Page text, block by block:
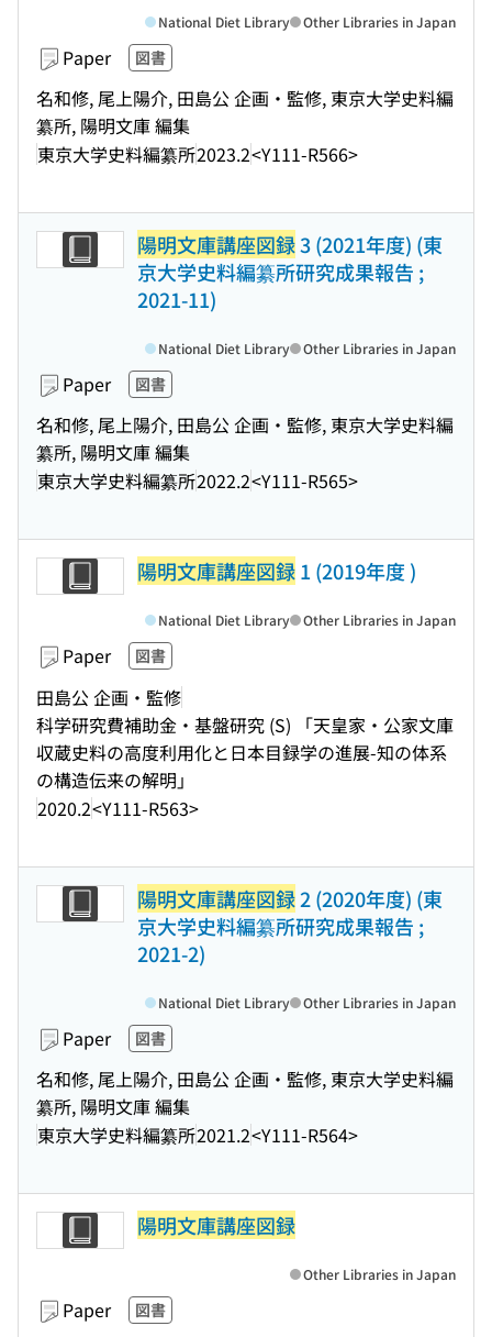
Paper 図書
名和修, 尾上陽介, 田島公 企画・監修, 東京大学史料編
纂所, 陽明文庫 編集
東京大学史料編纂所2023.2<Y111-R566>
National Diet Library Other Libraries in Japan
陽明文庫講座図録3 (2021年度) (東
京大学史料編纂所研究成果報告 ;
2021-11)
Paper 図書
名和修, 尾上陽介, 田島公 企画・監修, 東京大学史料編
纂所, 陽明文庫 編集
東京大学史料編纂所2022.2<Y111-R565>
National Diet Library Other Libraries in Japan
陽明文庫講座図録1 (2019年度 )
Paper 図書
田島公 企画・監修
科学研究費補助金・基盤研究 (S) 「天皇家・公家文庫
収蔵史料の高度利用化と日本目録学の進展-知の体系
の構造伝来の解明」
2020.2<Y111-R563>
National Diet Library Other Libraries in Japan
陽明文庫講座図録2 (2020年度) (東
京大学史料編纂所研究成果報告 ;
2021-2)
Paper 図書
名和修, 尾上陽介, 田島公 企画・監修, 東京大学史料編
纂所, 陽明文庫 編集
東京大学史料編纂所2021.2<Y111-R564>
National Diet Library Other Libraries in Japan
陽明文庫講座図録
Paper 図書
Other Libraries in Japan